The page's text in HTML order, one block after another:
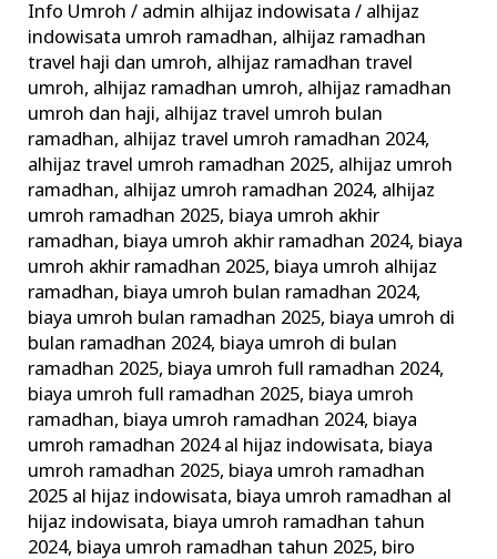
Info Umroh / admin alhijaz indowisata/ alhijaz
indowisata umroh ramadhan, alhijaz ramadhan
travel haji dan umroh, alhijaz ramadhan travel
umroh, alhijaz ramadhan umroh, alhijaz ramadhan
umroh dan haji, alhijaz travel umroh bulan
ramadhan, alhijaz travel umroh ramadhan 2024,
alhijaz travel umroh ramadhan 2025, alhijaz umroh
ramadhan, alhijaz umroh ramadhan 2024, alhijaz
umroh ramadhan 2025, biaya umroh akhir
ramadhan, biaya umroh akhir ramadhan 2024, biaya
umroh akhir ramadhan 2025, biaya umroh alhijaz
ramadhan, biaya umroh bulan ramadhan 2024,
biaya umroh bulan ramadhan 2025, biaya umroh di
bulan ramadhan 2024, biaya umroh di bulan
ramadhan 2025, biaya umroh full ramadhan 2024,
biaya umroh full ramadhan 2025, biaya umroh
ramadhan, biaya umroh ramadhan 2024, biaya
umroh ramadhan 2024 al hijaz indowisata, biaya
umroh ramadhan 2025, biaya umroh ramadhan
2025 al hijaz indowisata, biaya umroh ramadhan al
hijaz indowisata, biaya umroh ramadhan tahun
2024, biaya umroh ramadhan tahun 2025, biro